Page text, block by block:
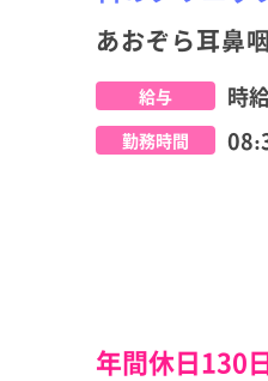
あおぞら耳鼻
給与 時
勤務時間
年間休日130